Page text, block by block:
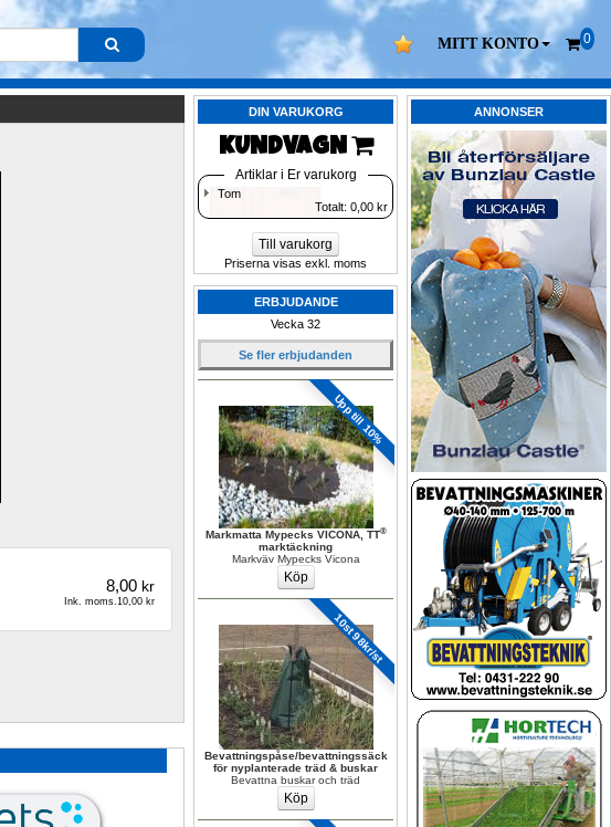
MITT KONTO 0
ANNONSER
DIN VARUKORG
KUNDVAGN
Artiklar i Er varukorg
Tom
Totalt: 0,00 kr
Till varukorg
Priserna visas exkl. moms
ERBJUDANDE
Vecka 32
Se fler erbjudanden
Upp till 10%
Markmatta Mypecks VICONA, TT®
marktäckning
Markväv Mypecks Vicona
10st 98kr/st
Bevattningspåse/bevattningssäck
för nyplanterade träd & buskar
Bevattna buskar och träd
8,00kr
Ink. moms.10,00 kr